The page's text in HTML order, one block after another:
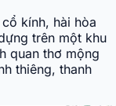
kính, hài hòa
trên một khu
quan thơ mộng
thiêng, thanh